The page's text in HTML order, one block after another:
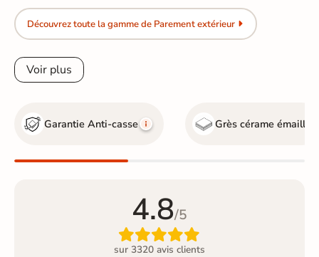
Découvrez toute la gamme de Parement extérieur
Voir plus
Garantie Anti-casse Grès cérame émaillé
4.8/5

sur 3320 avis clients